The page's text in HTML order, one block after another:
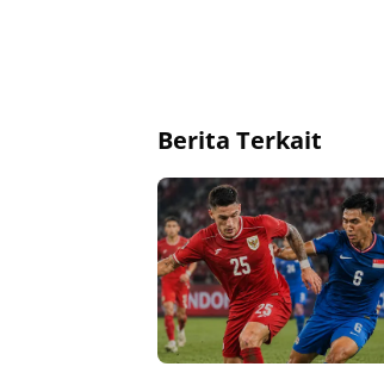
Berita Terkait